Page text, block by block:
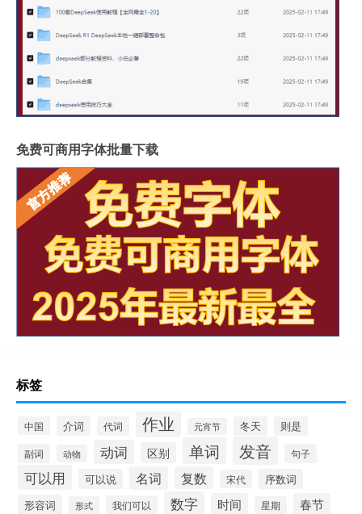
免费可商用字体批量下载
标签
中国 介词 代词 作业 元宵节 冬天
则是
副词
动物 动词 区别 单词 发音 句子
可以用 可以说 名词 复数 宋代
序数词
形容词
形式 我们可以 数字 时间 星期 春节